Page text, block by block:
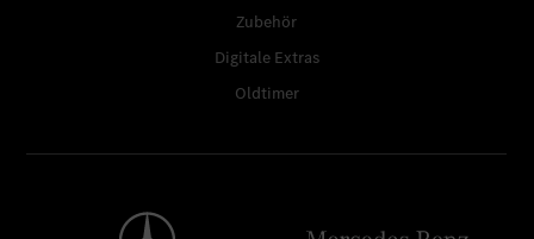
Zubehör
Digitale Extras
Oldtimer